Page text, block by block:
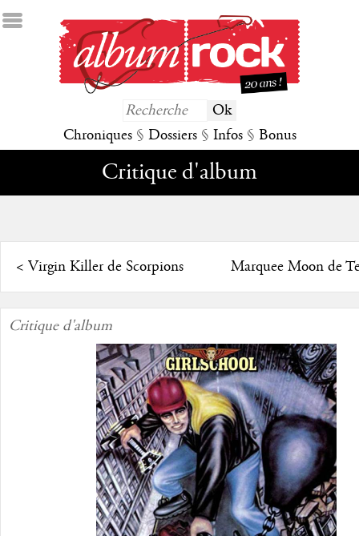
Chroniques § Dossiers § Infos § Bonus
Critique d'album
< Virgin Killer de Scorpions Marquee Moon de
Critique d'album